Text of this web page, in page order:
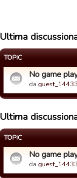
Ultima
TOPIC
No game
da
Ultima
TOPIC
No game
da